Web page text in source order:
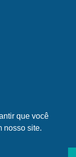
que você
nosso site.